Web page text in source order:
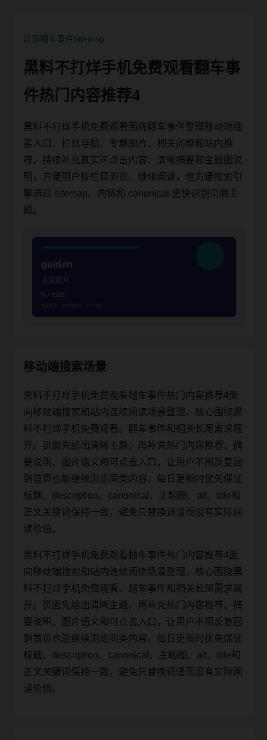
首页翻车事件Sitemap
黑料不打烊手机免费观看翻车事
件热门内容推荐4
黑料不打烊手机免费观看围绕翻车事件整理移动端搜
索入口、栏目导航、专题图片、相关问题和站内推
荐，持续补充真实可点击内容、清晰摘要和主题图说
明，方便用户按栏目浏览、继续阅读，也方便搜索引
擎通过 sitemap、内链和 canonical 更快识别页面主
题。
移动端搜索场景
黑料不打烊手机免费观看翻车事件热门内容推荐4面
向移动端搜索和站内连续阅读场景整理，核心围绕黑
料不打烊手机免费观看、翻车事件和相关长尾需求展
开。页面先给出清晰主题，再补充热门内容推荐、摘
要说明、图片语义和可点击入口，让用户不用反复回
到首页也能继续浏览同类内容。每日更新时优先保证
标题、description、canonical、主题图、alt、title和
正文关键词保持一致，避免只替换词语而没有实际阅
读价值。
黑料不打烊手机免费观看翻车事件热门内容推荐4面
向移动端搜索和站内连续阅读场景整理，核心围绕黑
料不打烊手机免费观看、翻车事件和相关长尾需求展
开。页面先给出清晰主题，再补充热门内容推荐、摘
要说明、图片语义和可点击入口，让用户不用反复回
到首页也能继续浏览同类内容。每日更新时优先保证
标题、description、canonical、主题图、alt、title和
正文关键词保持一致，避免只替换词语而没有实际阅
读价值。